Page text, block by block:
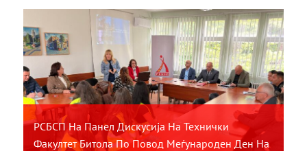
РСБСП На Панел Дискусија На Технички
Факултет Битола По Повод Меѓународен Ден На